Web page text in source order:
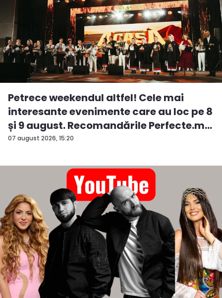
07 august 2026, 15:20
Petrece weekendul altfel! Cele mai
interesante evenimente care au loc pe 8
și 9 august. Recomandările Perfecte.m...